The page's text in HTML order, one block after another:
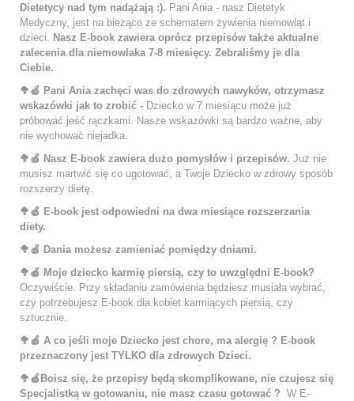
Dietetycy nad tym nadążają :). Pani Ania - nasz Dietetyk
Medyczny, jest na bieżąco ze schematem żywienia niemowląt i
dzieci. Nasz E-book zawiera oprócz przepisów także aktualne
zalecenia dla niemowlaka 7-8 miesięcy. Zebraliśmy je dla
Ciebie.
🥦🍏 Pani Ania zachęci was do zdrowych nawyków, otrzymasz
wskazówki jak to zrobić - Dziecko w 7 miesiącu może już
próbować jeść rączkami. Nasze wskazówki są bardzo ważne, aby
nie wychować niejadka.
🥦🍏 Nasz E-book zawiera dużo pomysłów i przepisów. Już nie
musisz martwić się co ugotować, a Twoje Dziecko w zdrowy sposób
rozszerzy dietę.
🥦🍏 E-book jest odpowiedni na dwa miesiące rozszerzania
diety.
🥦🍏 Dania możesz zamieniać pomiędzy dniami.
🥦🍏 Moje dziecko karmię piersią, czy to uwzględni E-book?
Oczywiście. Przy składaniu zamówienia będziesz musiała wybrać,
czy potrzebujesz E-book dla kobiet karmiących piersią, czy
sztucznie.
🥦🍏 A co jeśli moje Dziecko jest chore, ma alergię ? E-book
przeznaczony jest TYLKO dla zdrowych Dzieci.
🥦🍏Boisz się, że przepisy będą skomplikowane, nie czujesz się
Specjalistką w gotowaniu, nie masz czasu gotować ? W E-